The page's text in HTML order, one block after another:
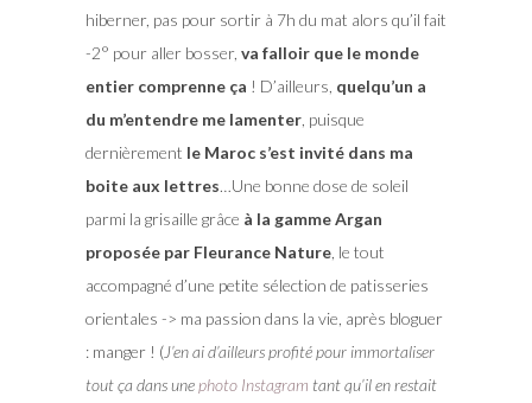
hiberner, pas pour sortir à 7h du mat alors qu’il fait
-2° pour aller bosser, va falloir que le monde
entier comprenne ça ! D’ailleurs, quelqu’un a
du m’entendre me lamenter, puisque
dernièrement le Maroc s’est invité dans ma
boite aux lettres…Une bonne dose de soleil
parmi la grisaille grâce à la gamme Argan
proposée par Fleurance Nature, le tout
accompagné d’une petite sélection de patisseries
orientales -> ma passion dans la vie, après bloguer
: manger ! (J’en ai d’ailleurs profité pour immortaliser
tout ça dans unephoto Instagram tant qu’il en restait